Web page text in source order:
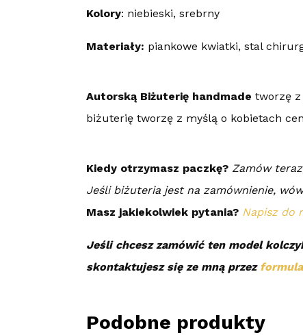
Kolory: niebieski, srebrny
Materiały: piankowe kwiatki, stal
Autorską Biżuterię handmade tworzę z
biżuterię tworzę z myślą o kobietach
Kiedy otrzymasz paczkę? Zamów
Jeśli biżuteria jest na zamównienie,
Masz jakiekolwiek pytania? Napisz do
Jeśli chcesz zamówić ten model
skontaktujesz się ze mną przez
Podobne produkty